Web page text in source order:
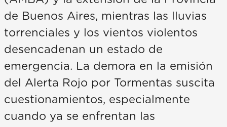
de Buenos Aires, mientras las lluvias
torrenciales y los vientos violentos
desencadenan un estado de
emergencia. La demora en la emisión
del Alerta Rojo por Tormentas suscita
cuestionamientos, especialmente
cuando ya se enfrentan las